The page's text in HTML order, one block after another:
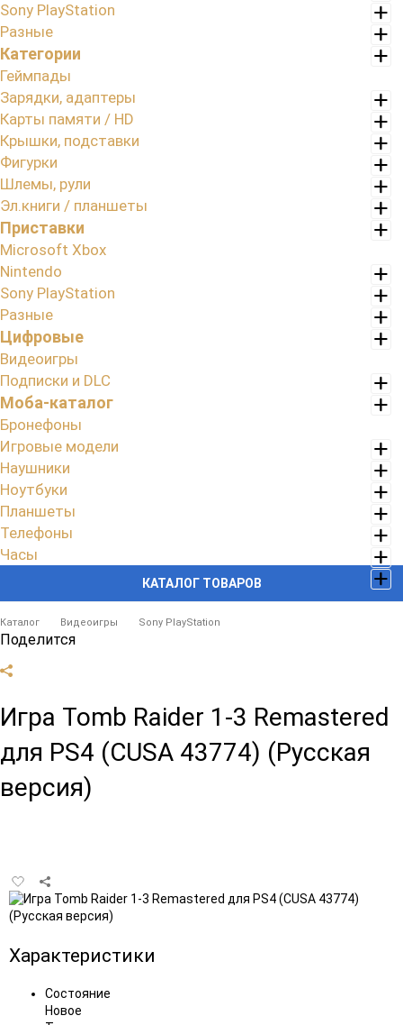
КАТАЛОГ ТОВАРОВ
Sony PlayStation
Разные
Категории
Геймпады
Зарядки, адаптеры
Карты памяти / HD
Крышки, подставки
Фигурки
Шлемы, рули
Эл.книги / планшеты
Приставки
Microsoft Xbox
Nintendo
Sony PlayStation
Разные
Цифровые
Видеоигры
Подписки и DLC
Моба-каталог
Бронефоны
Игровые модели
Наушники
Ноутбуки
Планшеты
Телефоны
Часы
Каталог Видеоигры Sony PlayStation
Поделится
Игра Tomb Raider 1-3 Remastered
для PS4 (CUSA 43774) (Русская
версия)
Добавить
в
избранное
Характеристики
Состояние
Новое